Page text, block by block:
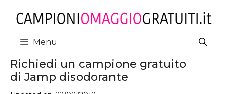
contenuto
Menu
Richiedi un campione gratuito
di Jamp disodorante